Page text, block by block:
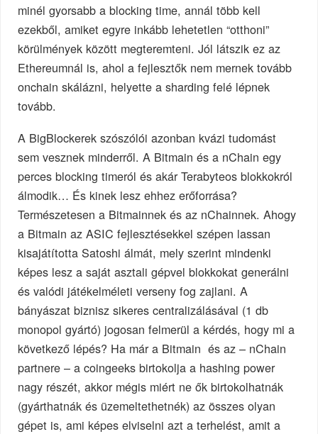
minél gyorsabb a blocking time, annál több kell
ezekből, amiket egyre inkább lehetetlen “otthoni”
körülmények között megteremteni. Jól látszik ez az
Ethereumnál is, ahol a fejlesztők nem mernek tovább
onchain skálázni, helyette a sharding felé lépnek
tovább.
A BigBlockerek szószólói azonban kvázi tudomást
sem vesznek minderről. A Bitmain és a nChain egy
perces blocking timeról és akár Terabyteos blokkokról
álmodik… És kinek lesz ehhez erőforrása?
Természetesen a Bitmainnek és az nChainnek. Ahogy
a Bitmain az ASIC fejlesztésekkel szépen lassan
kisajátította Satoshi álmát, mely szerint mindenki
képes lesz a saját asztali gépvel blokkokat generálni
és valódi játékelméleti verseny fog zajlani. A
bányászat biznisz sikeres centralizálásával (1 db
monopol gyártó) jogosan felmerül a kérdés, hogy mi a
következő lépés? Ha már a Bitmain és az – nChain
partnere – a coingeeks birtokolja a hashing power
nagy részét, akkor mégis miért ne ők birtokolhatnák
(gyárthatnák és üzemeltethetnék) az összes olyan
gépet is, ami képes elviselni azt a terhelést, amit a